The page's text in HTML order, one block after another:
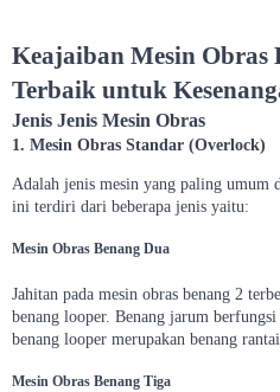
Keajaiban Mesin Obras
Terbaik untuk
Jenis Jenis Mesin Obras
1. Mesin Obras Standar (Overlock)
Adalah jenis mesin yang paling umum
ini terdiri dari beberapa jenis yaitu:
Mesin Obras Benang Dua
Jahitan pada mesin obras benang 2
benang looper. Benang jarum
benang looper merupakan benang
Mesin Obras Benang Tiga